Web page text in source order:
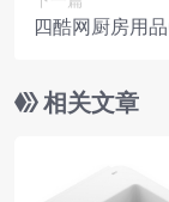
四酷网厨房用
相关文章